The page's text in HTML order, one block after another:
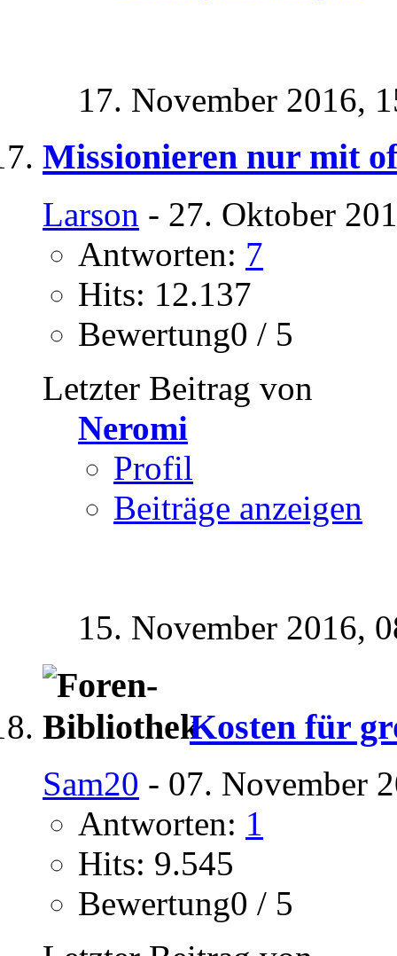
17. November 2016,
Missionieren nur mit
Larson - 27. Oktober
Antworten: 7
Hits: 12.137
Bewertung0 / 5
Letzter Beitrag von
Neromi
Profil
Beiträge anzeigen
15. November 2016,
Kosten für
Sam20 - 07. November
Antworten: 1
Hits: 9.545
Bewertung0 / 5